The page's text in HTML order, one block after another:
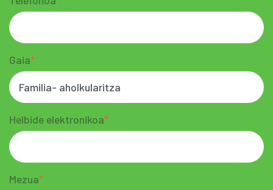
Gaia
Helbide elektronikoa
Mezua